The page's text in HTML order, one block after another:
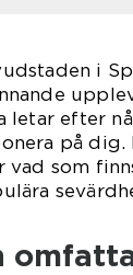
i
letar efter
på
vad som